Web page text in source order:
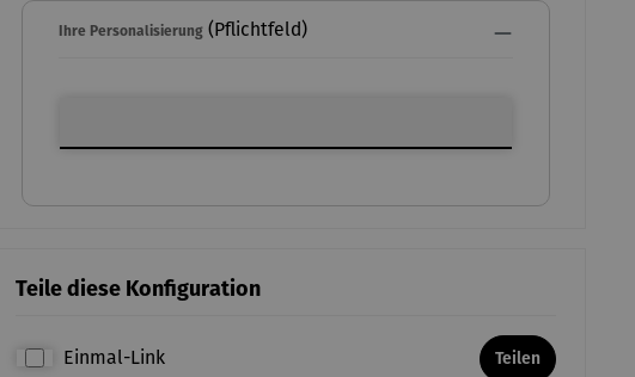
Ihre Personalisierung(Pflichtfeld)
Teile diese Konfiguration
Einmal-Link Teilen